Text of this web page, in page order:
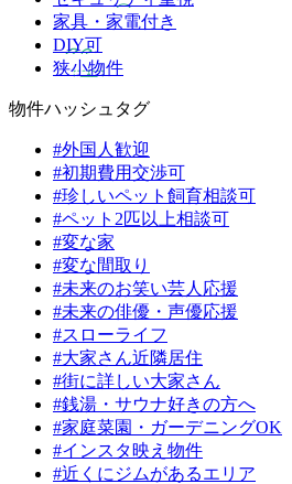
家具・家電付き
DIY可
狭小物件
物件ハッシュタグ
#外国人歓迎
#初期費用交渉可
#珍しいペット飼育相談可
#ペット2匹以上相談可
#変な家
#変な間取り
#未来のお笑い芸人応援
#未来の俳優・声優応援
#スローライフ
#大家さん近隣居住
#街に詳しい大家さん
#銭湯・サウナ好きの方へ
#家庭菜園・ガーデニングOK
#インスタ映え物件
#近くにジムがあるエリア